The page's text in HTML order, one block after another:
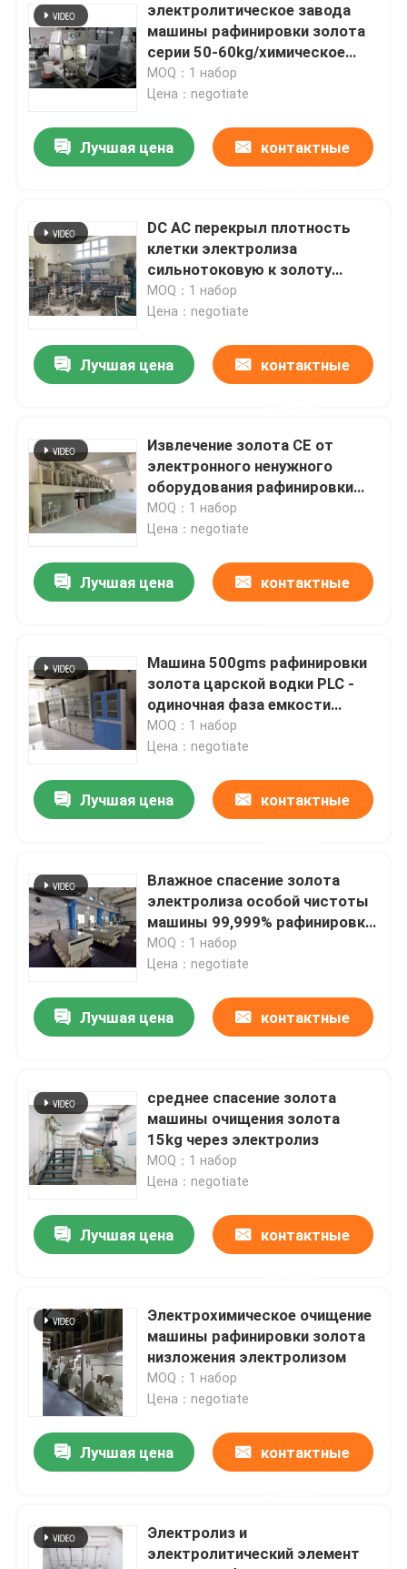
Продукты
О нас
Путешествие фабрики
Свяжитесь мы
Машина рафинировки золота
Серебряная уточняя машина
Оборудование рафинировки платины
Оборудование обработки ненужного газа
Печь золота индукции плавя
Серебряная печь индукции
Отливная машина Адвокатуры золота
электролитическое завода
машины рафинировки золота
серии 50-60kg/химическое
механическое
MOQ：1 набор
Цена：negotiate
Лучшая цена контактные
DC AC перекрыл плотность
клетки электролиза
сильнотоковую к золоту
очищенности 99,999%
MOQ：1 набор
Цена：negotiate
Лучшая цена контактные
Извлечение золота CE от
электронного ненужного
оборудования рафинировки
драгоценного металла
MOQ：1 набор
Цена：negotiate
Лучшая цена контактные
Машина 500gms рафинировки
золота царской водки PLC -
одиночная фаза емкости
500kg
MOQ：1 набор
Цена：negotiate
Лучшая цена контактные
Влажное спасение золота
электролиза особой чистоты
машины 99,999% рафинировки
золота очищения пути
MOQ：1 набор
Цена：negotiate
Лучшая цена контактные
среднее спасение золота
машины очищения золота
15kg через электролиз
MOQ：1 набор
Цена：negotiate
Лучшая цена контактные
Электрохимическое очищение
машины рафинировки золота
низложения электролизом
MOQ：1 набор
Цена：negotiate
Лучшая цена контактные
Электролиз и
электролитический элемент